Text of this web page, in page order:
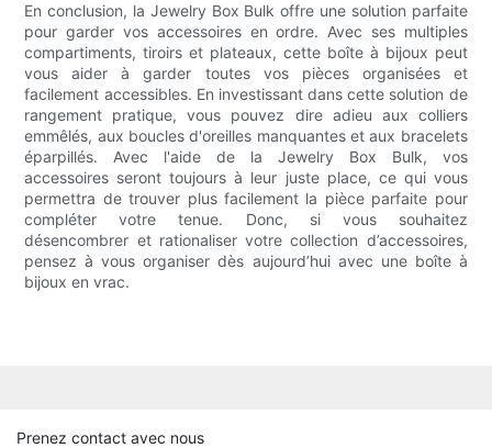
En conclusion, la Jewelry Box Bulk offre une solution parfaite
pour garder vos accessoires en ordre. Avec ses multiples
compartiments, tiroirs et plateaux, cette boîte à bijoux peut
vous aider à garder toutes vos pièces organisées et
facilement accessibles. En investissant dans cette solution de
rangement pratique, vous pouvez dire adieu aux colliers
emmêlés, aux boucles d'oreilles manquantes et aux bracelets
éparpillés. Avec l'aide de la Jewelry Box Bulk, vos
accessoires seront toujours à leur juste place, ce qui vous
permettra de trouver plus facilement la pièce parfaite pour
compléter votre tenue. Donc, si vous souhaitez
désencombrer et rationaliser votre collection d’accessoires,
pensez à vous organiser dès aujourd’hui avec une boîte à
bijoux en vrac.
Prenez contact avec nous